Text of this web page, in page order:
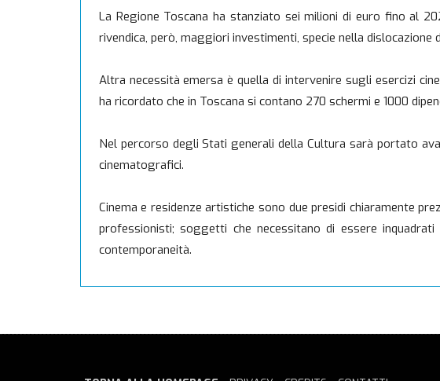
La Regione Toscana ha stanziato sei milioni di euro fino al
rivendica, però, maggiori investimenti, specie nella dislocazione
Altra necessità emersa è quella di intervenire sugli esercizi
ha ricordato che in Toscana si contano 270 schermi e 1000
Nel percorso degli Stati generali della Cultura sarà portato
cinematografici.
Cinema e residenze artistiche sono due presidi chiaramente
professionisti; soggetti che necessitano di essere
contemporaneità.